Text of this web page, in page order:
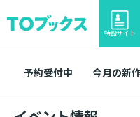
特設サイト
予約受付中 今月の新